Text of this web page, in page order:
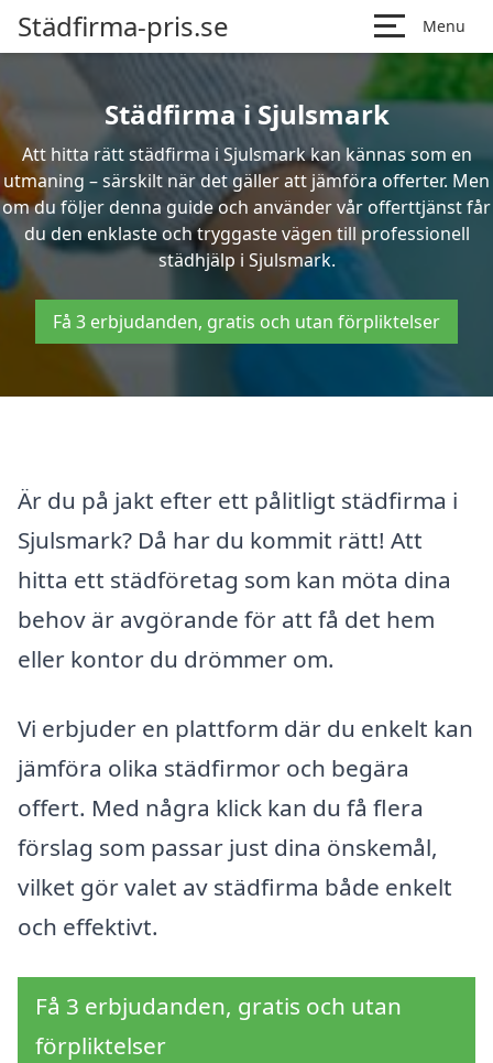
Städfirma-pris.se Menu
Städfirma i Sjulsmark
Att hitta rätt städfirma i Sjulsmark kan kännas som en
utmaning – särskilt när det gäller att jämföra offerter. Men
om du följer denna guide och använder vår offerttjänst får
du den enklaste och tryggaste vägen till professionell
städhjälp i Sjulsmark.
Få 3 erbjudanden, gratis och utan förpliktelser
Är du på jakt efter ett pålitligt städfirma i
Sjulsmark? Då har du kommit rätt! Att
hitta ett städföretag som kan möta dina
behov är avgörande för att få det hem
eller kontor du drömmer om.
Vi erbjuder en plattform där du enkelt kan
jämföra olika städfirmor och begära
offert. Med några klick kan du få flera
förslag som passar just dina önskemål,
vilket gör valet av städfirma både enkelt
och effektivt.
Få 3 erbjudanden, gratis och utan
förpliktelser